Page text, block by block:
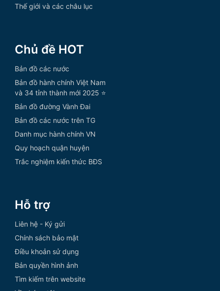
Thế giới và các châu lục
Chủ đề HOT
Bản đồ các nước
Bản đồ hành chính Việt Nam
và 34 tỉnh thành mới 2025 ⭐
Bản đồ đường Vành Đai
Bản đồ các nước trên TG
Danh mục hành chính VN
Quy hoạch quận huyện
Trắc nghiệm kiến thức BĐS
Hỗ trợ
Liên hệ - Ký gửi
Chính sách bảo mật
Điều khoản sử dụng
Bản quyền hình ảnh
Tìm kiếm trên website